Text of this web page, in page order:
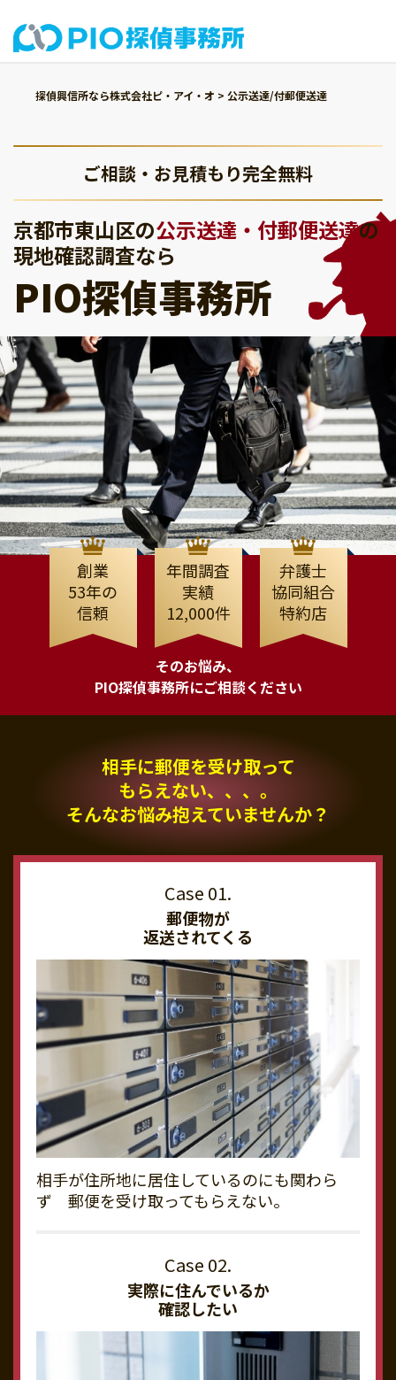
探偵興信所なら株式会社ピ・アイ・オ > 公示送達/付郵便送達
ご相談・お見積もり完全無料
京都市東山区の公示送達・付郵便送達の
現地確認調査なら
PIO探偵事務所
創業
53年の
信頼
年間調査
実績
12,000件
弁護士
協同組合
特約店
そのお悩み、
PIO探偵事務所にご相談ください
相手に郵便を受け取って
もらえない、、、。
そんなお悩み抱えていませんか？
郵便物が
返送されてくる
相手が住所地に居住しているのにも関わら
ず 郵便を受け取ってもらえない。
実際に住んでいるか
確認したい